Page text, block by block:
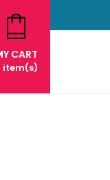
CART
item(s)